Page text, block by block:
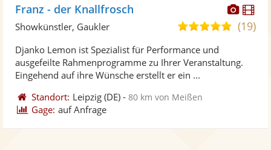
Franz - der Knallfrosch
5,0
Sternen
(19)
Showkünstler, Gaukler
Djanko Lemon ist Spezialist für Performance und
ausgefeilte Rahmenprogramme zu Ihrer Veranstaltung.
Eingehend auf ihre Wünsche erstellt er ein ...
Standort: Leipzig (DE) -80 km von Meißen
Gage: auf Anfrage